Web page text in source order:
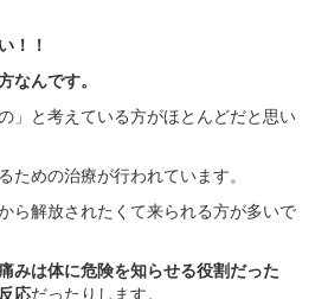
！！
なんです。
」と考えている方がほとんどだと思い
ための治療が行われています。
ら解放されたくて来られる方が多いで
みは体に危険を知らせる役割だった
応だったりします。